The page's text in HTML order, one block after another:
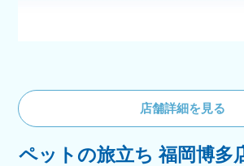
店舗詳細を見る
ペットの旅立ち 福岡博多